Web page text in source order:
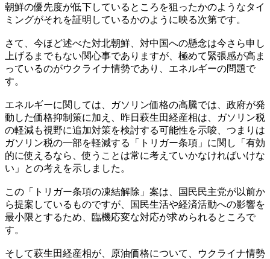
朝鮮の優先度が低下しているところを狙ったかのようなタイ
ミングがそれを証明しているかのように映る次第です。
さて、今ほど述べた対北朝鮮、対中国への懸念は今さら申し
上げるまでもない関心事でありますが、極めて緊張感が高ま
っているのがウクライナ情勢であり、エネルギーの問題で
す。
エネルギーに関しては、ガソリン価格の高騰では、政府が発
動した価格抑制策に加え、昨日萩生田経産相は、ガソリン税
の軽減も視野に追加対策を検討する可能性を示唆、つまりは
ガソリン税の一部を軽減する「トリガー条項」に関し「有効
的に使えるなら、使うことは常に考えていかなければいけな
い」との考えを示しました。
この「トリガー条項の凍結解除」案は、国民民主党が以前か
ら提案しているものですが、国民生活や経済活動への影響を
最小限とするため、臨機応変な対応が求められるところで
す。
そして萩生田経産相が、原油価格について、ウクライナ情勢